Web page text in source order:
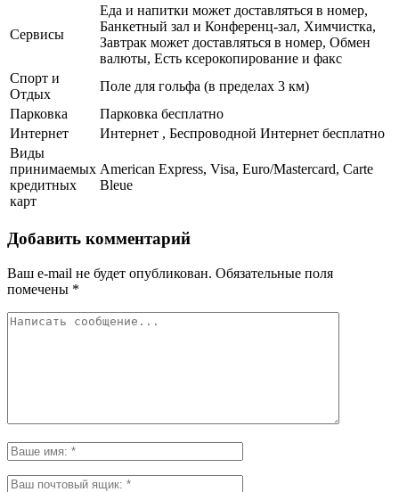
Сервисы
Еда и напитки может доставляться в номер,
Банкетный зал и Конференц-зал, Химчистка,
Завтрак может доставляться в номер, Обмен
валюты, Есть ксерокопирование и факс
Спорт и
Отдых
Поле для гольфа (в пределах 3 км)
Парковка
Парковка бесплатно
Интернет
Интернет , Беспроводной Интернет бесплатно
Виды
принимаемых
кредитных
карт
American Express, Visa, Euro/Mastercard, Carte
Bleue
Добавить комментарий
Ваш e-mail не будет опубликован. Обязательные поля
помечены *